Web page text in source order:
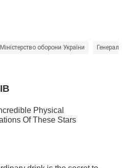
Міністерство оборони України